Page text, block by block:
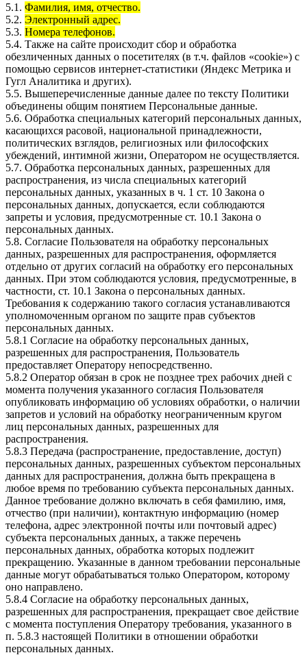
5.1. Фамилия, имя, отчество.
5.2. Электронный адрес.
5.3. Номера телефонов.
5.4. Также на сайте происходит сбор и обработка
обезличенных данных о посетителях (в т.ч. файлов «cookie») с
помощью сервисов интернет-статистики (Яндекс Метрика и
Гугл Аналитика и других).
5.5. Вышеперечисленные данные далее по тексту Политики
объединены общим понятием Персональные данные.
5.6. Обработка специальных категорий персональных данных,
касающихся расовой, национальной принадлежности,
политических взглядов, религиозных или философских
убеждений, интимной жизни, Оператором не осуществляется.
5.7. Обработка персональных данных, разрешенных для
распространения, из числа специальных категорий
персональных данных, указанных в ч. 1 ст. 10 Закона о
персональных данных, допускается, если соблюдаются
запреты и условия, предусмотренные ст. 10.1 Закона о
персональных данных.
5.8. Согласие Пользователя на обработку персональных
данных, разрешенных для распространения, оформляется
отдельно от других согласий на обработку его персональных
данных. При этом соблюдаются условия, предусмотренные, в
частности, ст. 10.1 Закона о персональных данных.
Требования к содержанию такого согласия устанавливаются
уполномоченным органом по защите прав субъектов
персональных данных.
5.8.1 Согласие на обработку персональных данных,
разрешенных для распространения, Пользователь
предоставляет Оператору непосредственно.
5.8.2 Оператор обязан в срок не позднее трех рабочих дней с
момента получения указанного согласия Пользователя
опубликовать информацию об условиях обработки, о наличии
запретов и условий на обработку неограниченным кругом
лиц персональных данных, разрешенных для
распространения.
5.8.3 Передача (распространение, предоставление, доступ)
персональных данных, разрешенных субъектом персональных
данных для распространения, должна быть прекращена в
любое время по требованию субъекта персональных данных.
Данное требование должно включать в себя фамилию, имя,
отчество (при наличии), контактную информацию (номер
телефона, адрес электронной почты или почтовый адрес)
субъекта персональных данных, а также перечень
персональных данных, обработка которых подлежит
прекращению. Указанные в данном требовании персональные
данные могут обрабатываться только Оператором, которому
оно направлено.
5.8.4 Согласие на обработку персональных данных,
разрешенных для распространения, прекращает свое действие
с момента поступления Оператору требования, указанного в
п. 5.8.3 настоящей Политики в отношении обработки
персональных данных.